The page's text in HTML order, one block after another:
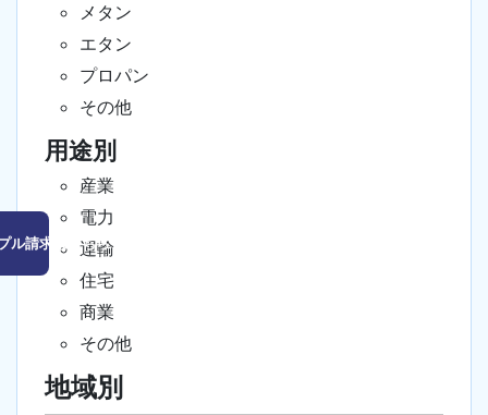
ル請求はこちら
メタン
エタン
プロパン
その他
用途別
産業
電力
運輸
住宅
商業
その他
地域別